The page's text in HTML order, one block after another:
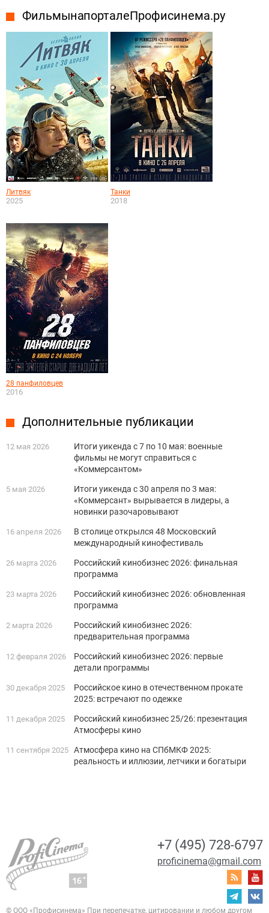
Фильмы на портале Профисинема.ру
Литвяк
2025
Танки
2018
28 панфиловцев
2016
Дополнительные публикации
12 мая 2026
Итоги уикенда с 7 по 10 мая: военные
фильмы не могут справиться с
«Коммерсантом»
5 мая 2026
Итоги уикенда с 30 апреля по 3 мая:
«Коммерсант» вырывается в лидеры, а
новинки разочаровывают
16 апреля 2026
В столице открылся 48 Московский
международный кинофестиваль
26 марта 2026
Российский кинобизнес 2026: финальная
программа
23 марта 2026
Российский кинобизнес 2026: обновленная
программа
2 марта 2026
Российский кинобизнес 2026:
предварительная программа
12 февраля 2026
Российский кинобизнес 2026: первые
детали программы
30 декабря 2025
Российское кино в отечественном прокате
2025: встречают по одежке
11 декабря 2025
Российский кинобизнес 25/26: презентация
Атмосферы кино
11 сентября 2025 Атмосфера кино на СПбМКФ 2025:
реальность и иллюзии, летчики и богатыри
+7 (495) 728-6797
proficinema@gmail.com
© ООО «Профисинема» При перепечатке, цитировании и любом другом